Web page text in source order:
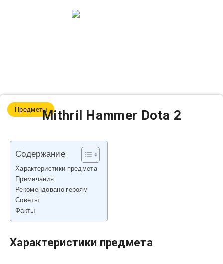
ПредметыMithril Hammer Dota 2
Содержание
Характеристики предмета
Примечания
Рекомендовано героям
Советы
Факты
Характеристики предмета